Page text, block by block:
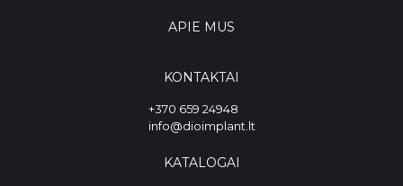
APIE MUS
KONTAKTAI
+370 659 24948
info@dioimplant.lt
KATALOGAI